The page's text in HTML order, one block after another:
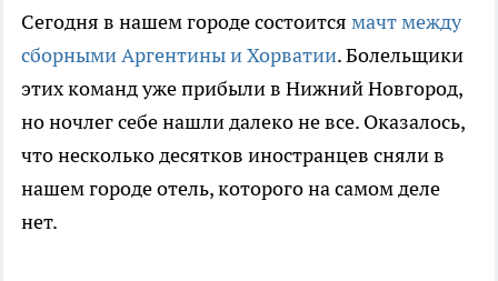
Сегодня в нашем городе состоится мачт между
сборными Аргентины и Хорватии. Болельщики
этих команд уже прибыли в Нижний Новгород,
но ночлег себе нашли далеко не все. Оказалось,
что несколько десятков иностранцев сняли в
нашем городе отель, которого на самом деле
нет.